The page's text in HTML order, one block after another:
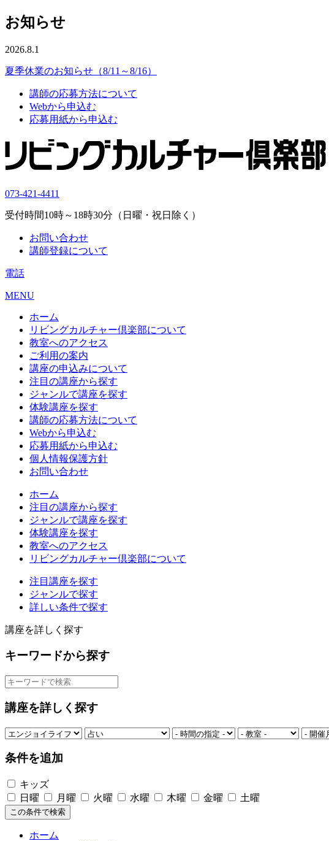
お知らせ
2026.8.1
夏季休業のお知らせ（8/11～8/16）
講師の応募方法について
Webから申込む
応募用紙から申込む
073-421-4411
受付時間10時～18時30分（日曜・祝日除く）
お問い合わせ
講師登録について
電話
MENU
ホーム
リビングカルチャー倶楽部について
教室へのアクセス
ご利用の案内
講座の申込みについて
注目の講座から探す
ジャンルで講座を探す
体験講座を探す
講師の応募方法について
Webから申込む
応募用紙から申込む
個人情報保護方針
お問い合わせ
ホーム
注目の講座から探す
ジャンルで講座を探す
体験講座を探す
教室へのアクセス
リビングカルチャー倶楽部について
注目講座を探す
ジャンルで探す
詳しい条件で探す
講座を詳しく探す
キーワードから探す
講座を詳しく探す
条件を追加
キッズ
日曜
月曜 火曜 水曜 木曜 金曜 土曜
この条件で検索
ホーム